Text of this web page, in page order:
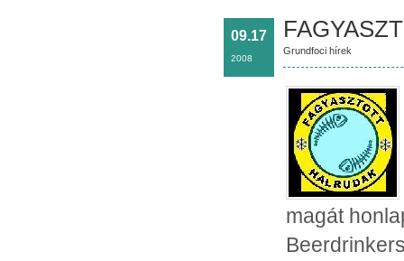
09.17
2008
Grundfoci hírek
magát